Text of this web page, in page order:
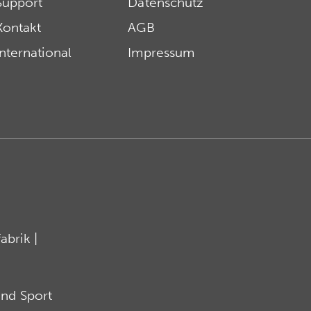
AGB
Impressum
|
Sport